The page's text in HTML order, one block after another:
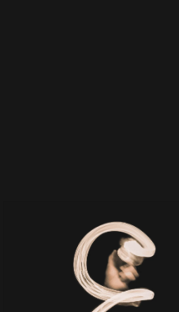
a company, all of you of the
to your business,